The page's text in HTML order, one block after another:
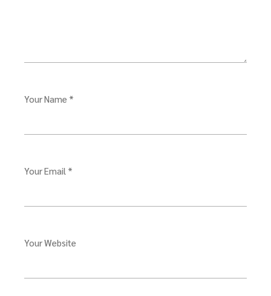
Your Name *
Your Email *
Your Website